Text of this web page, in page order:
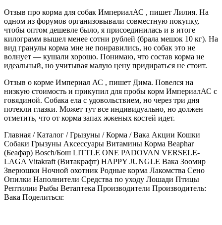
Отзыв про корма для собак ИмпериалАС , пишет Лилия. На
одном из форумов организовывали совместную покупку,
чтобы оптом дешевле было, я присоединилась и в итоге
килограмм вышел менее сотни рублей (брала мешок 10 кг). На
вид гранулы корма мне не понравились, но собак это не
волнует — кушали хорошо. Понимаю, что состав корма не
идеальный, но учитывая малую цену придираться не стоит.
Отзыв о корме Империал АС , пишет Дима. Повелся на
низкую стоимость и прикупил для пробы корм ИмпериалАС с
говядиной. Собака ела с удовольствием, но через три дня
потекли глазки. Может тут все индивидуально, но должен
отметить, что от корма запах жженых костей идет.
Главная / Каталог / Грызуны / Корма / Вака Акции Кошки
Собаки Грызуны Аксессуары Витамины Корма Beaphar
(Беафар) Bosch/Бош LITTLE ONE PADOVAN VERSELE-
LAGA Vitakraft (Витакрафт) HAPPY JUNGLE Вака Зоомир
Зверюшки Ночной охотник Родные корма Лакомства Сено
Опилки Наполнители Средства по уходу Лошади Птицы
Рептилии Рыбы Ветаптека Производители Производитель:
Вака Поделиться: